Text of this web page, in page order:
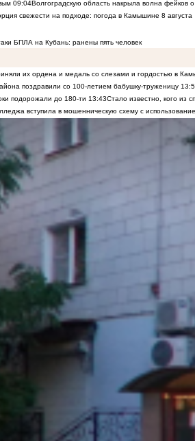
09:04Волгоградскую область накрыла волна фейков
свежести на подходе: погода в Камышине 8 августа
БПЛА на Кубань: ранены пять человек
их ордена и медаль со слезами и гордостью в
поздравили со 100-летием бабушку-труженицу
подорожали до 180-ти 13:43Стало известно, кого из
вступила в мошенническую схему с